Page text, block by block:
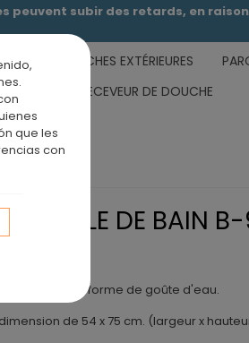
que les
con
peuvent subir des retards, en
DOUCHES EXTÉRIEURES
PAROI + RECEVEUR DE DOUCHE
SALLE DE BAIN
lumière sous forme de goûte d'eau.
de 54 x 75 cm. (largeur x